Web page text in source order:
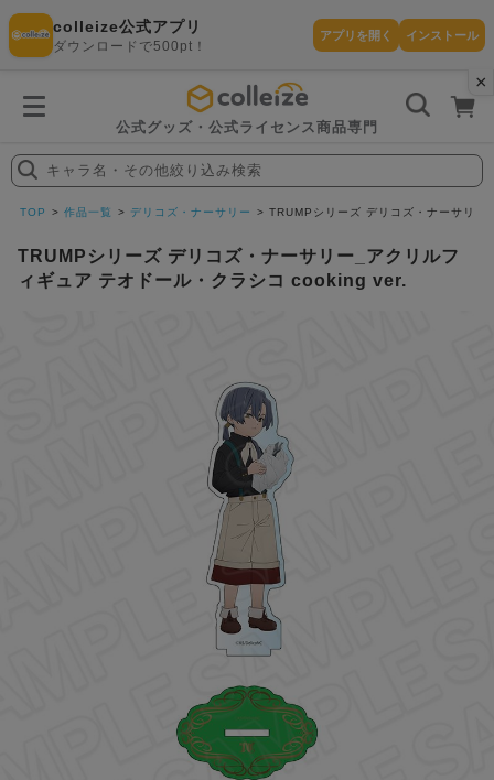
×
colleize公式アプリ
ダウンロードで500pt！
アプリを開く インストール
公式グッズ・公式ライセンス商品専門
探
す
キャラ名・その他絞り込み検索
TOP 作品一覧 デリコズ・ナーサリー TRUMPシリーズ デリコズ・ナーサリ
TRUMPシリーズ デリコズ・ナーサリー_アクリルフ
ィギュア テオドール・クラシコ cooking ver.